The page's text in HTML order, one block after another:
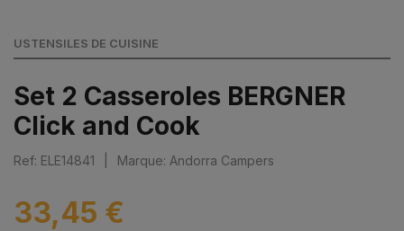
USTENSILES DE CUISINE
Set 2 Casseroles BERGNER
Click and Cook
Ref: ELE14841 Marque: Andorra Campers
33,45 €